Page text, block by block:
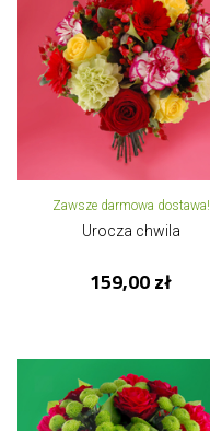
Zawsze darmowa dostawa!
Urocza chwila
159,00 zł